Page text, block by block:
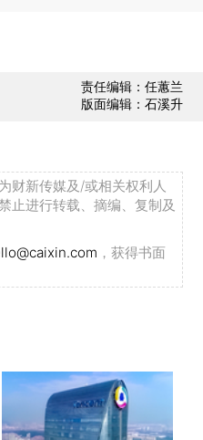
责任编辑：任蕙兰
版面编辑：石溪升
财新传媒及/或相关权利人
止进行转载、摘编、复制及
，获得书面